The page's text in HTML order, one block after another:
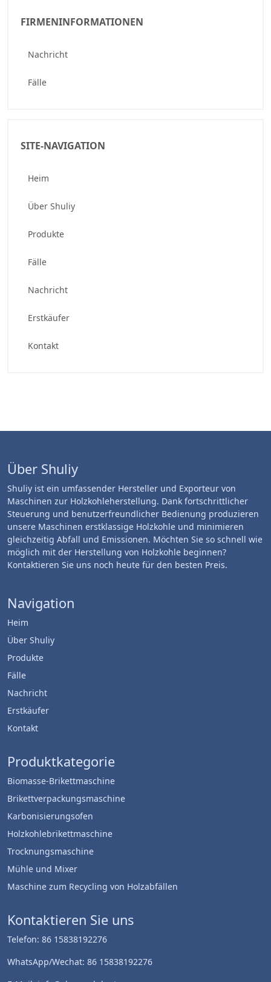
FIRMENINFORMATIONEN
Nachricht
Fälle
SITE-NAVIGATION
Heim
Über Shuliy
Produkte
Fälle
Nachricht
Erstkäufer
Kontakt
Über Shuliy
Shuliy ist ein umfassender Hersteller und Exporteur von
Maschinen zur Holzkohleherstellung. Dank fortschrittlicher
Steuerung und benutzerfreundlicher Bedienung produzieren
unsere Maschinen erstklassige Holzkohle und minimieren
gleichzeitig Abfall und Emissionen. Möchten Sie so schnell wie
möglich mit der Herstellung von Holzkohle beginnen?
Kontaktieren Sie uns noch heute für den besten Preis.
Navigation
Heim
Über Shuliy
Produkte
Fälle
Nachricht
Erstkäufer
Kontakt
Produktkategorie
Biomasse-Brikettmaschine
Brikettverpackungsmaschine
Karbonisierungsofen
Holzkohlebrikettmaschine
Trocknungsmaschine
Mühle und Mixer
Maschine zum Recycling von Holzabfällen
Kontaktieren Sie uns
Telefon: 86 15838192276
WhatsApp/Wechat: 86 15838192276